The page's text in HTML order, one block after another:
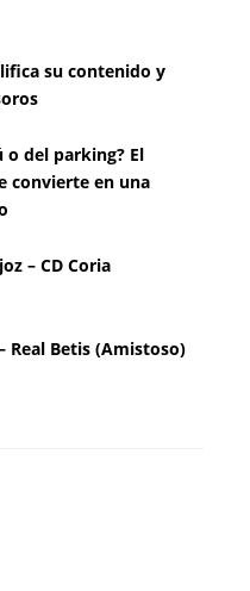
su contenido y
o del parking? El
convierte en una
– CD Coria
Real Betis (Amistoso)